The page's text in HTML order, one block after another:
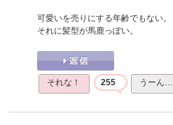
可愛いを売りにする年齢でもない。
それに髪型が馬鹿っぽい。
それな！ 255 うーん…